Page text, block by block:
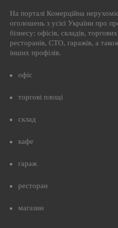
На порталі Комерційна
оголошень з усієї України про
бізнесу: офісів, складів,
ресторанів, СТО, гаражів, а
інших профілів.
офіс
торгові площі
склад
кафе
гараж
ресторан
магазин